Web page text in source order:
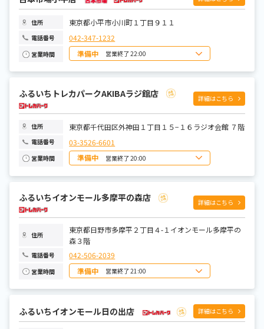
木曜日
土曜日 10:00~22:00
住所 東京都小平市小川町１丁目９１１
電話番号 042-347-1232
営業時間 準備中 営業終了 22:00
日曜日 10:00~22:00
水曜日 10:00~22:00
木曜日 10:00~22:00
土曜日 10:00~22:00
ふるいちトレカパークAKIBAラジ館店 詳細はこちら
住所 東京都千代田区外神田１丁目１５−１６ラジオ会館 ７階
電話番号 03-3526-6601
営業時間 準備中 営業終了 20:00
日曜日 10:00~20:00
月曜日
水曜日 10:00~20:00
木曜日 10:00~20:00
土曜日 10:00~20:00
ふるいちイオンモール多摩平の森店 詳細はこちら
住所
東京都日野市多摩平２丁目４-１イオンモール多摩平の
森３階
電話番号 042-506-2039
営業時間 準備中 営業終了 21:00
日曜日 10:00~21:00
月曜日
水曜日 10:00~21:00
木曜日 10:00~21:00
金曜日
ふるいちイオンモール日の出店 詳細はこちら